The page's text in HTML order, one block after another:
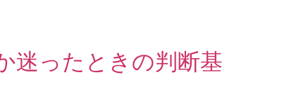
迷ったときの判断基